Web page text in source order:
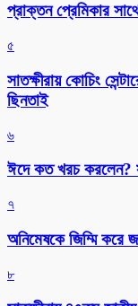
প্রাক্তন প্রেমিকার
৫
সাতক্ষীরায় কোচিং
ছিনতাই
৬
ঈদে কত খরচ করলেন?
৭
অনিমেষকে জিম্মি
৮